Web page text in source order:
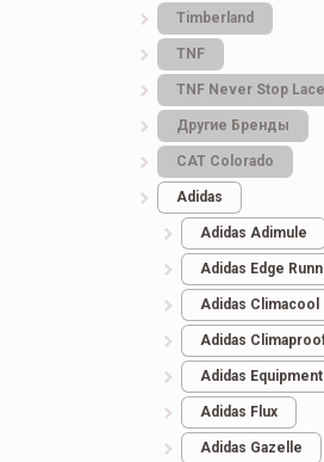
Кроссовки женские
New Balance 574 White
Зимние
грн.
Timberland
TNF
TNF Never Stop Lace
Другие Бренды
САТ Colorado
Adidas
Adidas Adimule
Adidas Edge
Adidas Climacool
Adidas
Adidas Equipment
Adidas Flux
Adidas Gazelle